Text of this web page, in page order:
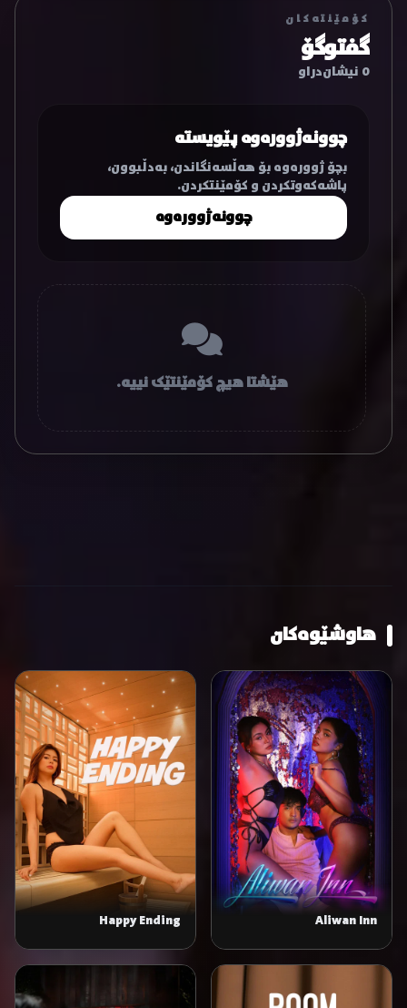
کۆمێنتەکان
گفتوگۆ
0 نیشان‌دراو
چوونەژوورەوە پێویستە
بچۆ ژوورەوە بۆ هەڵسەنگاندن، بەدڵبوون،
پاشەکەوتکردن و کۆمێنتکردن.
چوونەژوورەوە
هێشتا هیچ کۆمێنتێک نییە.
هاوشێوەکان
Aliwan Inn
Happy Ending